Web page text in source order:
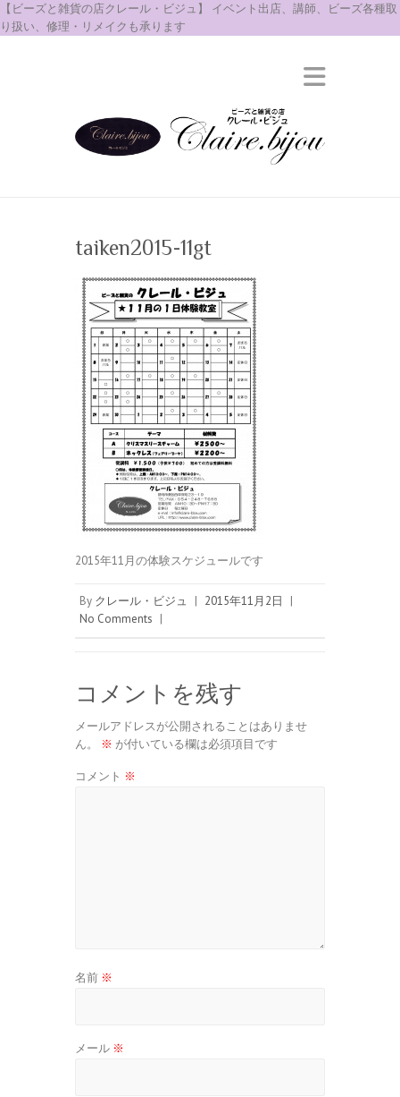
【ビーズと雑貨の店クレール・ビジュ】 イベント出店、講師、ビーズ各種取
り扱い、修理・リメイクも承ります
taiken2015-11gt
2015年11月の体験スケジュールです
By クレール・ビジュ | 2015年11月2日
|
No Comments |
コメントを残す
メールアドレスが公開されることはありませ
ん。
※ が付いている欄は必須項目です
コメント ※
名前 ※
メール ※